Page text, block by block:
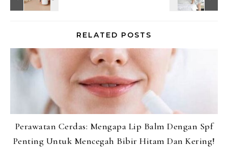
RELATED POSTS
Perawatan Cerdas: Mengapa Lip Balm Dengan Spf
Penting Untuk Mencegah Bibir Hitam Dan Kering!